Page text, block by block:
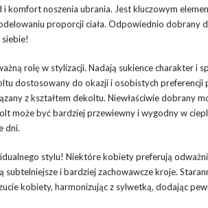
komfort noszenia ubrania. Jest kluczowym
proporcji ciała. Odpowiednio dobrany
rolę w stylizacji. Nadają sukience charakter i
dostosowany do okazji i osobistych preferencji
z kształtem dekoltu. Niewłaściwie dobrany
może być bardziej przewiewny i wygodny w
dni.
stylu! Niektóre kobiety preferują
i bardziej zachowawcze kroje.
kobiety, harmonizując z sylwetką, dodając